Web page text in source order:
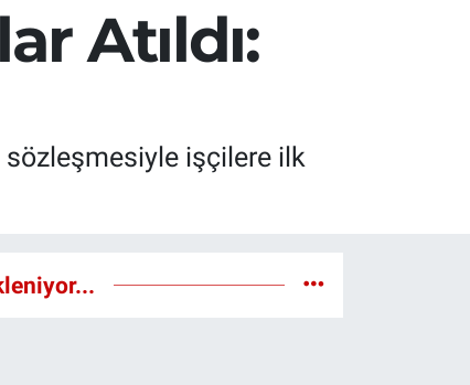
Atıldı:
sözleşmesiyle işçilere ilk